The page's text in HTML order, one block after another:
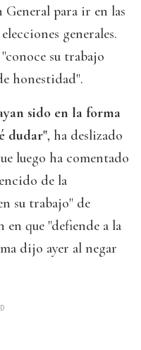
para ir en las
generales.
su trabajo
honestidad".
sido en la forma
dudar", ha deslizado
luego ha comentado
de la
su trabajo" de
en que "defiende a la
dijo ayer al negar